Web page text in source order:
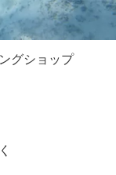
グショップ